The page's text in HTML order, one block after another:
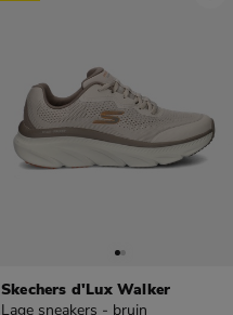
Skechers d'Lux Walker
Lage sneakers - bruin